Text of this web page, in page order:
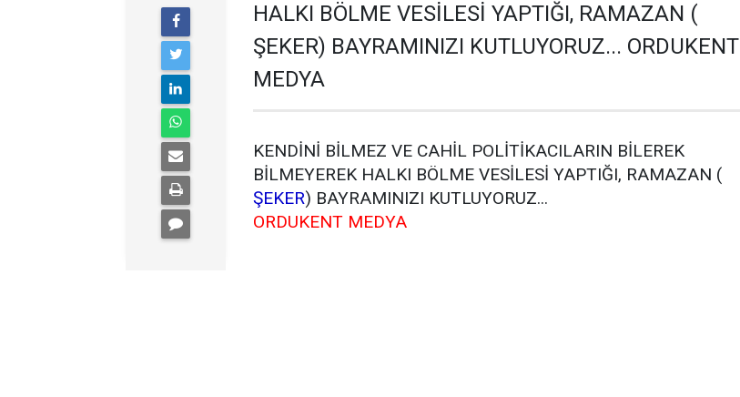
HALKI BÖLME VESİLESİ YAPTIĞI, RAMAZAN (
ŞEKER) BAYRAMINIZI KUTLUYORUZ... ORDUKENT
MEDYA
KENDİNİ BİLMEZ VE CAHİL POLİTİKACILARIN BİLEREK
BİLMEYEREK HALKI BÖLME VESİLESİ YAPTIĞI, RAMAZAN (
ŞEKER) BAYRAMINIZI KUTLUYORUZ...
ORDUKENT MEDYA